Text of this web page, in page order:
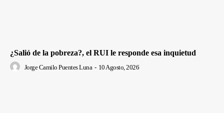
¿Salió de la pobreza?, el RUI le responde esa inquietud
Jorge Camilo Puentes Luna - 10 Agosto, 2026